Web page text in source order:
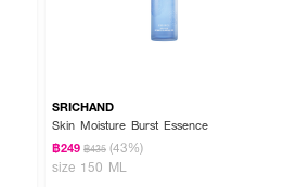
SRICHAND
Skin Moisture Burst Essence
฿249 ฿435 (43%)
size 150 ML